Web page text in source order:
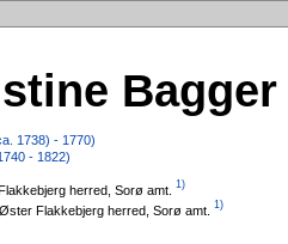
Bagger
1738) - 1770)
- 1822)
herred, Sorø amt. 1)
Flakkebjerg herred, Sorø amt. 1)